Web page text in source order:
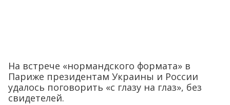
На встрече «нормандского формата» в
Париже президентам Украины и России
удалось поговорить «с глазу на глаз», без
свидетелей.